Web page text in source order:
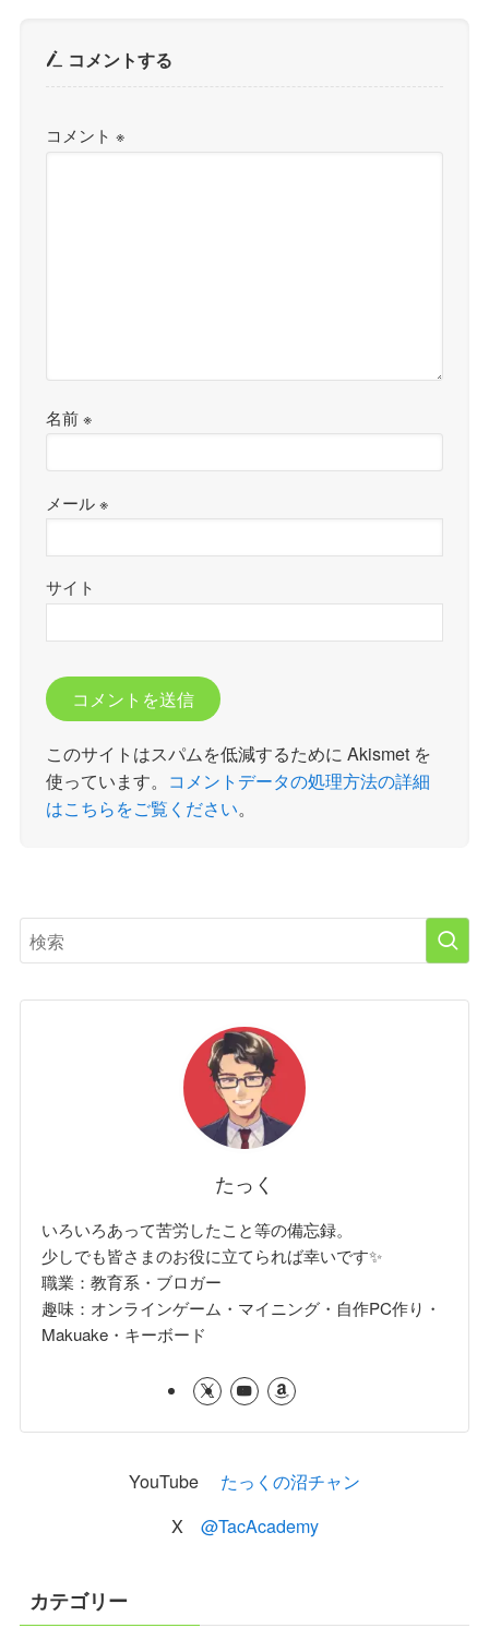
コメントする
コメント※
名前※
メール※
サイト
このサイトはスパムを低減するために Akismet を
使っています。 コメントデータの処理方法の詳細
はこちらをご覧ください。
たっく
いろいろあって苦労したこと等の備忘録。
少しでも皆さまのお役に立てられば幸いです✨
職業：教育系・ブロガー
趣味：オンラインゲーム・マイニング・自作PC作り・
Makuake・キーボード
YouTube たっくの沼チャン
X @TacAcademy
カテゴリー